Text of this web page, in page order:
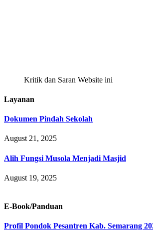
Kritik dan Saran Website ini
Layanan
Dokumen Pindah Sekolah
August 21, 2025
Alih Fungsi Musola Menjadi Masjid
August 19, 2025
E-Book/Panduan
Profil Pondok Pesantren Kab. Semarang